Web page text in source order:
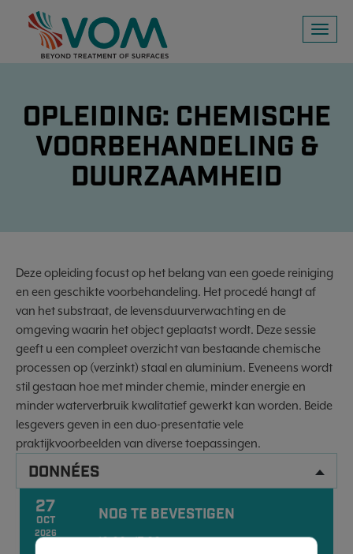
Toggle
OPLEIDING: CHEMISCHE
VOORBEHANDELING &
DUURZAAMHEID
Deze opleiding focust op het belang van een goede reiniging
en een geschikte voorbehandeling. Het procedé hangt af
van het substraat, de levensduurverwachting en de
omgeving waarin het object geplaatst wordt. Deze sessie
geeft u een compleet overzicht van bestaande chemische
processen op (verzinkt) staal en aluminium. Eveneens wordt
stil gestaan hoe met minder chemie, minder energie en
minder waterverbruik kwalitatief gewerkt kan worden. Beide
lesgevers geven in een duo-presentatie vele
praktijkvoorbeelden van diverse toepassingen.
DONNÉES
27
OCT
2026
NOG TE BEVESTIGEN
10:00 - 17:00